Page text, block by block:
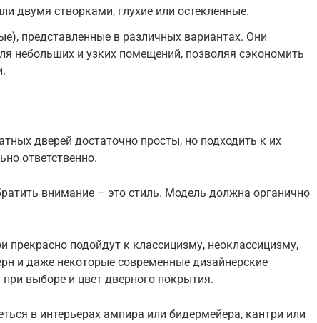
двумя створками, глухие или остекленные.
представленные в различных вариантах. Они
небольших и узких помещений, позволяя сэкономить
дверей достаточно просты, но подходить к их
ответственно.
внимание – это стиль. Модель должна органично
прекрасно подойдут к классицизму, неоклассицизму,
и даже некоторые современные дизайнерские
выборе и цвет дверного покрытия.
в интерьерах ампира или бидермейера, кантри или